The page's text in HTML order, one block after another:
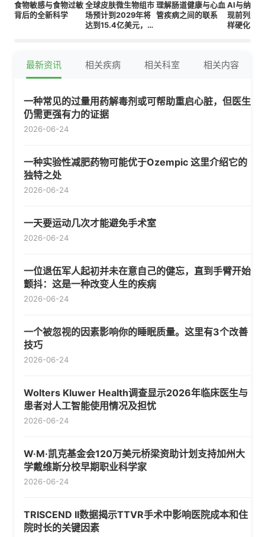
食物敏感与食物过敏
背后的全新科学
全球皮肤微生物组市
场预计到2029年将
达到15.4亿美元，增
理解肠道健康与心血
管疾病之间的联系
AI与纳米
现前列腺
样硬化的
最新资讯 相关疾病 相关科室 相关内容
一种常见的过量用药解毒剂或可帮助重启心脏，但医生
仍需更强有力的证据
2026-06-24
一种实验性减肥药物可能优于Ozempic 这里介绍它的
独特之处
2026-06-24
一天要运动几次才能避免手术室
2026-06-24
一位退伍军人起初并未在意自己的健忘，直到手臂开始
颤抖：这是一种改变人生的疾病
2026-06-24
一个被忽视的因素影响你的睡眠质量。这里有3个改善
技巧
2026-06-24
Wolters Kluwer Health调查显示2026年临床医生与
患者对人工智能使用情况及担忧
2026-06-24
W·M·凯克基金会120万美元桥梁资助计划支持加州大
学戴维斯分校早期职业科学家
2026-06-24
TRISCEND II数据揭示TTVR手术中影响医院成本和住
院时长的关键因素